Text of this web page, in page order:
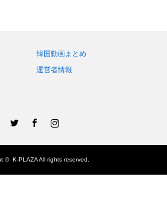
韓国動画まとめ
運営者情報
©K-PLAZAAll rights reserved.